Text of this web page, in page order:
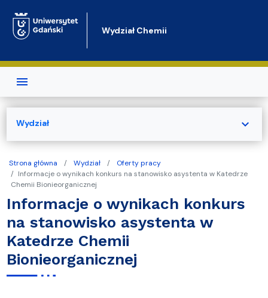
Wydział Chemii
Strona główna Wydział
Oferty pracy
Informacje o wynikach konkurs na stanowisko asystenta w Katedrze
Chemii Bionieorganicznej
Informacje o wynikach konkurs
na stanowisko asystenta w
Katedrze Chemii
Bionieorganicznej
Wydział expand_more